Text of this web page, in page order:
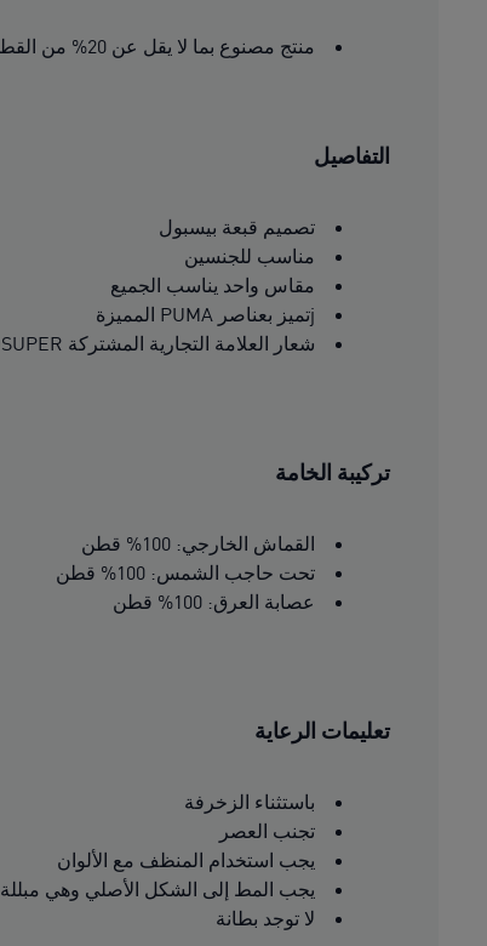
منتج مصنوع بما لا يقل عن 20% من القطن المعاد تدويره.
التفاصيل
تصميم قبعة بيسبول
مناسب للجنسين
مقاس واحد يناسب الجميع
jتميز بعناصر PUMA المميزة
شعار العلامة التجارية المشتركة PUMA x KIDSUPER
تركيبة الخامة
القماش الخارجي: 100% قطن
تحت حاجب الشمس: 100% قطن
عصابة العرق: 100% قطن
تعليمات الرعاية
باستثناء الزخرفة
تجنب العصر
يجب استخدام المنظف مع الألوان
يجب المط إلى الشكل الأصلي وهي مبللة
لا توجد بطانة